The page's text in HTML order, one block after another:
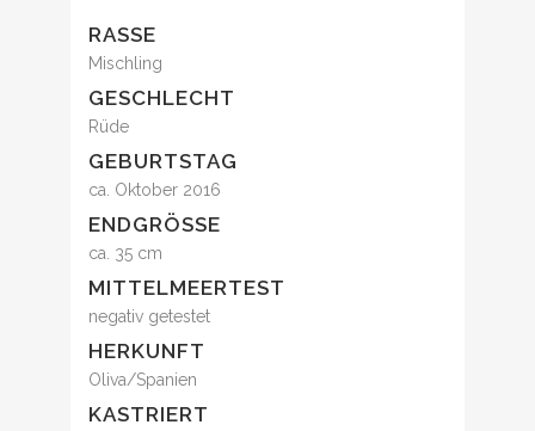
RASSE
Mischling
GESCHLECHT
Rüde
GEBURTSTAG
ca. Oktober 2016
ENDGRÖSSE
ca. 35 cm
MITTELMEERTEST
negativ getestet
HERKUNFT
Oliva/Spanien
KASTRIERT